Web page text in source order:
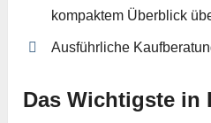
kompaktem Überblick
Ausführliche
Das Wichtigste in